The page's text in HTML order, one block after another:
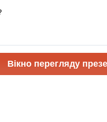
Вікно перегляду